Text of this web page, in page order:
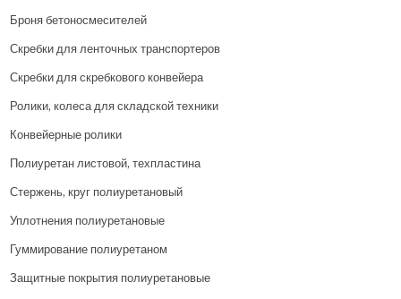
Броня бетоносмесителей
Скребки для ленточных транспортеров
Скребки для скребкового конвейера
Ролики, колеса для складской техники
Конвейерные ролики
Полиуретан листовой, техпластина
Стержень, круг полиуретановый
Уплотнения полиуретановые
Гуммирование полиуретаном
Защитные покрытия полиуретановые